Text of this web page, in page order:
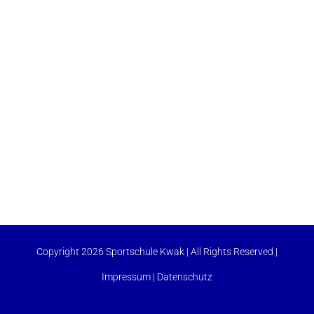
Copyright 2026 Sportschule Kwak | All Rights Reserved |
Impressum | Datenschutz